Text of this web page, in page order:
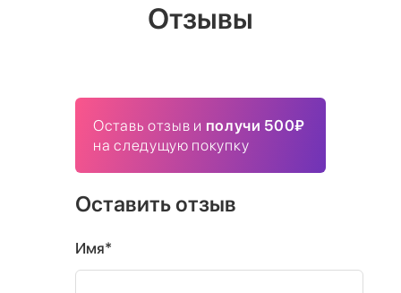
Отзывы
Оставь отзыв и получи 500₽
на следущую покупку
Оставить отзыв
Имя*